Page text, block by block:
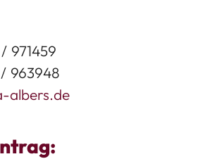
971459
963948
albers.de